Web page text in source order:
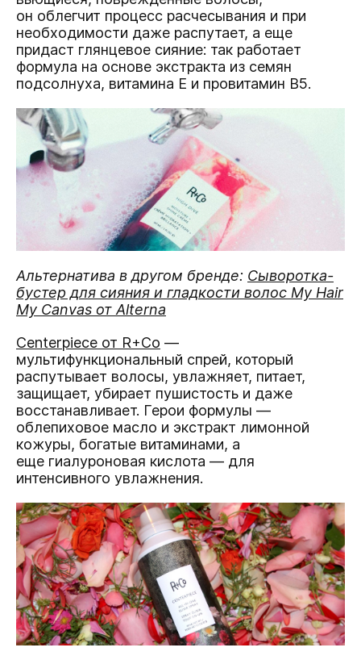
он облегчит процесс расчесывания и при
необходимости даже распутает, а еще
придаст глянцевое сияние: так работает
формула на основе экстракта из семян
подсолнуха, витамина Е и провитамин B5.
Альтернатива в другом бренде: Сыворотка-
бустер для сияния и гладкости волос My Hair
My Canvas от Alterna
Centerpiece от R+Co —
мультифункциональный спрей, который
распутывает волосы, увлажняет, питает,
защищает, убирает пушистость и даже
восстанавливает. Герои формулы —
облепиховое масло и экстракт лимонной
кожуры, богатые витаминами, а
еще гиалуроновая кислота — для
интенсивного увлажнения.